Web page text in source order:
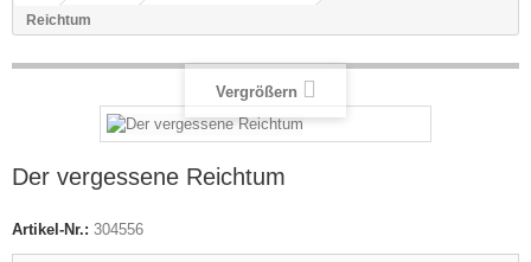
Reichtum
Vergrößern
Der vergessene Reichtum
Artikel-Nr.: 304556